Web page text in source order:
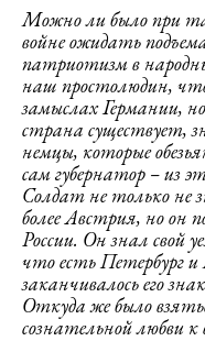
Можно ли было при
войне ожидать
патриотизм в
наш простолюдин,
замыслах Германии,
страна существует,
немцы, которые
сам губернатор – из
Солдат не только не
более Австрия, но он
России. Он знал свой
что есть Петербург
заканчивалось его
Откуда же было
сознательной любви к